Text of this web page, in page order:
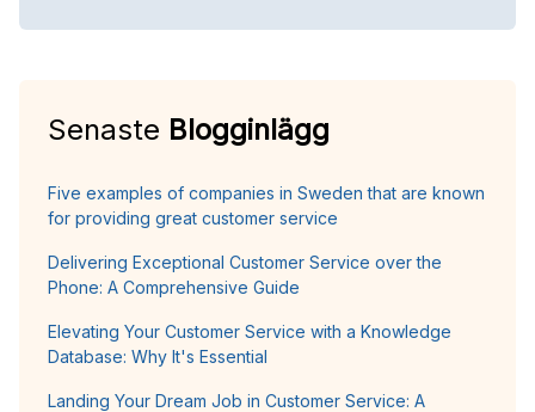
Senaste Blogginlägg
Five examples of companies in Sweden that are known
for providing great customer service
Delivering Exceptional Customer Service over the
Phone: A Comprehensive Guide
Elevating Your Customer Service with a Knowledge
Database: Why It's Essential
Landing Your Dream Job in Customer Service: A